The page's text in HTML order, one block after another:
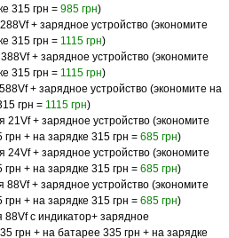
315 грн = 985 грн)
+ зарядное устройство (экономите
315 грн = 1115 грн)
+ зарядное устройство (экономите
315 грн = 1115 грн)
+ зарядное устройство (экономите на
грн = 1115 грн)
21Vf + зарядное устройство (экономите
+ на зарядке 315 грн = 685 грн)
24Vf + зарядное устройство (экономите
+ на зарядке 315 грн = 685 грн)
88Vf + зарядное устройство (экономите
+ на зарядке 315 грн = 685 грн)
с индикатор+ зарядное
грн + на батарее 335 грн + на зарядке